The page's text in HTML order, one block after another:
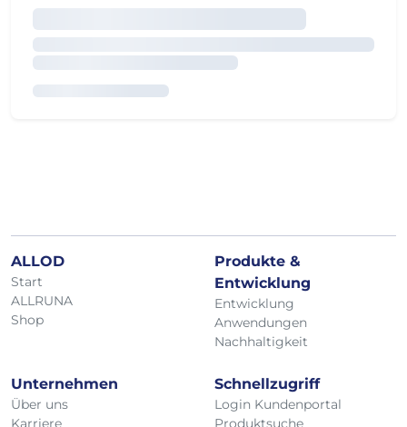
ALLOD
Start
ALLRUNA
Shop
Produkte &
Entwicklung
Entwicklung
Anwendungen
Nachhaltigkeit
Unternehmen
Über uns
Karriere
Schnellzugriff
Login Kundenportal
Produktsuche